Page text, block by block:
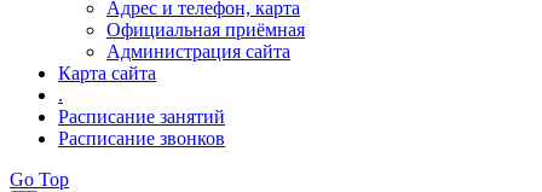
Адрес и телефон, карта
Официальная приёмная
Администрация сайта
Карта сайта
.
Расписание занятий
Расписание звонков
Go Top